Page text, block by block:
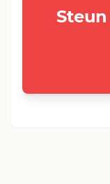
Steun